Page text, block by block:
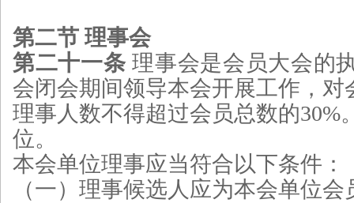
第二节 理事会
第二十一条 理事会是会员大会的
会闭会期间领导本会开展工作，对
理事人数不得超过会员总数的30%
位。
本会单位理事应当符合以下条件：
（一）理事候选人应为本会单位会